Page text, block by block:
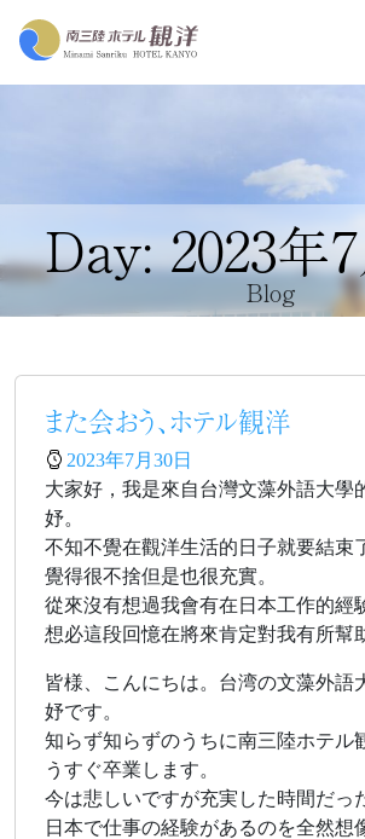
Day: 2023年7
Blog
また会おう、ホテル観洋
2023年7月30日
大家好，我是來自台灣文藻外語大學
妤。
不知不覺在觀洋生活的日子就要結束
覺得很不捨但是也很充實。
從來沒有想過我會有在日本工作的經
想必這段回憶在將來肯定對我有所幫
皆様、こんにちは。台湾の文藻外語
妤です。
知らず知らずのうちに南三陸ホテル
うすぐ卒業します。
今は悲しいですが充実した時間だっ
日本で仕事の経験があるのを全然想